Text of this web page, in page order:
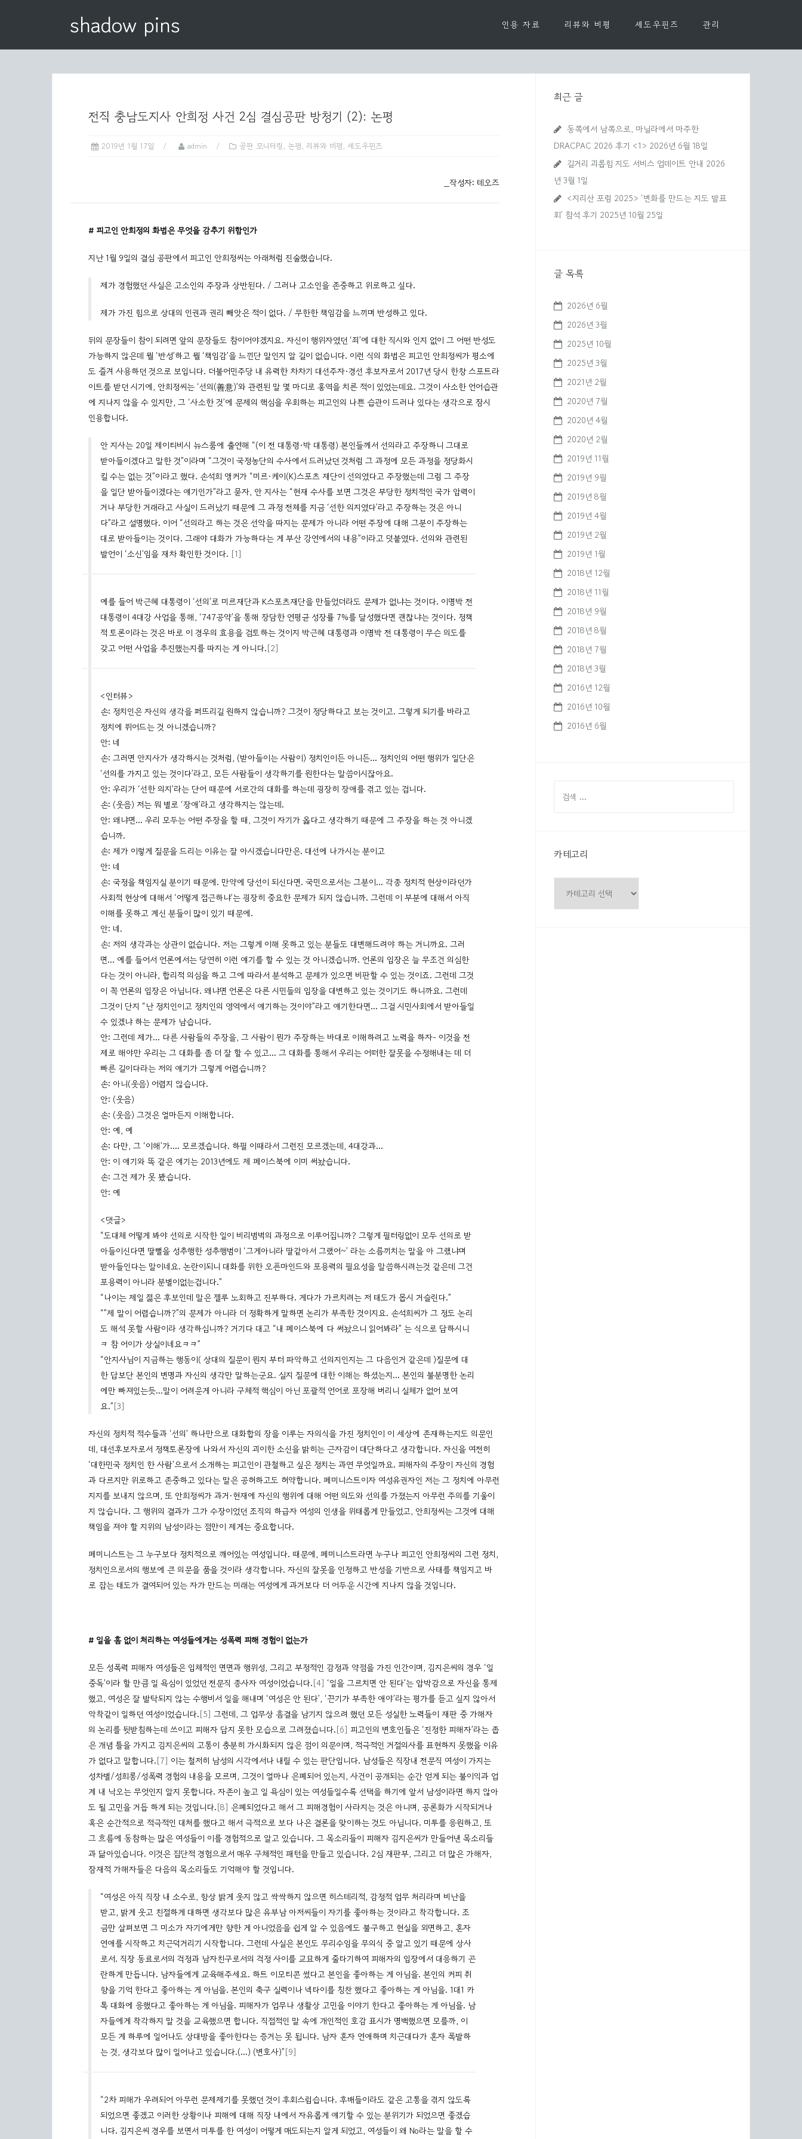
shadow pins 인용 자료 리뷰와 비평 셰도우핀즈 관리
전직 충남도지사 안희정 사건 2심 결심공판 방청기 (2): 논평
2019년 1월 17일 admin 공판 모니터링 , 논평, 리뷰와 비평, 셰도우핀즈
_작성자: 테오즈
# 피고인 안희정의 화법은 무엇을 감추기 위함인가
지난 1월 9일의 결심 공판에서 피고인 안희정씨는 아래처럼 진술했습니다.
제가 경험했던 사실은 고소인의 주장과 상반된다. / 그러나 고소인을 존중하고 위로하고 싶다.
제가 가진 힘으로 상대의 인권과 권리 빼앗은 적이 없다. / 무한한 책임감을 느끼며 반성하고 있다.
뒤의 문장들이 참이 되려면 앞의 문장들도 참이어야겠지요. 자신이 행위자였던 ‘죄’에 대한 직시와 인지 없이 그 어떤 반성도
가능하지 않은데 뭘 ‘반성’하고 뭘 ‘책임감’을 느낀단 말인지 알 길이 없습니다. 이런 식의 화법은 피고인 안희정씨가 평소에
도 즐겨 사용하던 것으로 보입니다. 더불어민주당 내 유력한 차차기 대선주자·경선 후보자로서 2017년 당시 한창 스포트라
이트를 받던 시기에, 안희정씨는 ‘선의(善意)’와 관련된 말 몇 마디로 홍역을 치른 적이 있었는데요. 그것이 사소한 언어습관
에 지나지 않을 수 있지만, 그 ‘사소한 것’에 문제의 핵심을 우회하는 피고인의 나쁜 습관이 드러나 있다는 생각으로 잠시
인용합니다.
안 지사는 20일 제이티비시 뉴스룸에 출연해 “(이 전 대통령·박 대통령) 본인들께서 선의라고 주장하니 그대로
받아들이겠다고 말한 것”이라며 “그것이 국정농단의 수사에서 드러났던 것처럼 그 과정에 모든 과정을 정당화시
킬 수는 없는 것”이라고 했다. 손석희 앵커가 “미르·케이(K)스포츠 재단이 선의였다고 주장했는데 그럼 그 주장
을 일단 받아들이겠다는 얘기인가”라고 묻자, 안 지사는 “현재 수사를 보면 그것은 부당한 정치적인 국가 압력이
거나 부당한 거래라고 사실이 드러났기 때문에 그 과정 전체를 지금 ‘선한 의지였다’라고 주장하는 것은 아니
다”라고 설명했다. 이어 “선의라고 하는 것은 선악을 따지는 문제가 아니라 어떤 주장에 대해 그분이 주장하는
대로 받아들이는 것이다. 그래야 대화가 가능하다는 게 부산 강연에서의 내용”이라고 덧붙였다. 선의와 관련된
발언이 ‘소신’임을 재차 확인한 것이다. [1]
예를 들어 박근혜 대통령이 ‘선의’로 미르재단과 K스포츠재단을 만들었더라도 문제가 없냐는 것이다. 이명박 전
대통령이 4대강 사업을 통해, ‘747공약’을 통해 장담한 연평균 성장률 7%를 달성했다면 괜찮냐는 것이다. 정책
적 토론이라는 것은 바로 이 경우의 효용을 검토하는 것이지 박근혜 대통령과 이명박 전 대통령이 무슨 의도를
갖고 어떤 사업을 추진했는지를 따지는 게 아니다.[2]
<인터뷰>
손: 정치인은 자신의 생각을 퍼뜨리길 원하지 않습니까? 그것이 정당하다고 보는 것이고. 그렇게 되기를 바라고
정치에 뛰어드는 것 아니겠습니까?
안: 네
손: 그러면 안지사가 생각하시는 것처럼, (받아들이는 사람이) 정치인이든 아니든… 정치인의 어떤 행위가 일단은
‘선의를 가지고 있는 것이다’라고, 모든 사람들이 생각하기를 원한다는 말씀이시잖아요.
안: 우리가 ‘선한 의지’라는 단어 때문에 서로간의 대화를 하는데 굉장히 장애를 겪고 있는 겁니다.
손: (웃음) 저는 뭐 별로 ‘장애’라고 생각하지는 않는데.
안: 왜냐면… 우리 모두는 어떤 주장을 할 때, 그것이 자기가 옳다고 생각하기 때문에 그 주장을 하는 것 아니겠
습니까.
손: 제가 이렇게 질문을 드리는 이유는 잘 아시겠습니다만은. 대선에 나가시는 분이고
안: 네
손: 국정을 책임지실 분이기 때문에. 만약에 당선이 되신다면. 국민으로서는 그분이… 각종 정치적 현상이라던가
사회적 현상에 대해서 ‘어떻게 접근하냐’는 굉장히 중요한 문제가 되지 않습니까. 그런데 이 부분에 대해서 아직
이해를 못하고 계신 분들이 많이 있기 때문에.
안: 네.
손: 저의 생각과는 상관이 없습니다. 저는 그렇게 이해 못하고 있는 분들도 대변해드려야 하는 거니까요. 그러
면… 예를 들어서 언론에서는 당연히 이런 얘기를 할 수 있는 것 아니겠습니까. 언론의 입장은 늘 무조건 의심한
다는 것이 아니라, 합리적 의심을 하고 그에 따라서 분석하고 문제가 있으면 비판할 수 있는 것이죠. 그런데 그것
이 꼭 언론의 입장은 아닙니다. 왜냐면 언론은 다른 시민들의 입장을 대변하고 있는 것이기도 하니까요. 그런데
그것이 단지 “난 정치인이고 정치인의 영역에서 얘기하는 것이야”라고 얘기한다면… 그걸 시민사회에서 받아들일
수 있겠냐 하는 문제가 남습니다.
안: 그런데 제가… 다른 사람들의 주장을, 그 사람이 뭔가 주장하는 바대로 이해하려고 노력을 하자- 이것을 전
제로 해야만 우리는 그 대화를 좀 더 잘 할 수 있고… 그 대화를 통해서 우리는 어떠한 잘못을 수정해내는 데 더
빠른 길이다라는 저의 얘기가 그렇게 어렵습니까?
손: 아니(웃음) 어렵지 않습니다.
안: (웃음)
손: (웃음) 그것은 얼마든지 이해합니다.
안: 예, 예
손: 다만, 그 ‘이해’가…. 모르겠습니다. 하필 이때라서 그런진 모르겠는데, 4대강과…
안: 이 얘기와 똑 같은 얘기는 2013년에도 제 페이스북에 이미 써놨습니다.
손: 그건 제가 못 봤습니다.
안: 예
<댓글>
“도대체 어떻게 봐야 선의로 시작한 일이 비리범벅의 과정으로 이루어집니까? 그렇게 필터링없이 모두 선의로 받
아들이신다면 딸뻘을 성추행한 성추행범이 ‘그게아니라 딸같아서 그랬어~’ 라는 소름끼치는 말을 아 그랬냐며
받아들인다는 말이네요. 논란이되니 대화를 위한 오픈마인드와 포용력의 필요성을 말씀하시려는것 같은데 그건
포용력이 아니라 분별이없는겁니다.”
“나이는 제일 젊은 후보인데 말은 젤루 노회하고 진부하다. 게다가 가르치려는 저 태도가 몹시 거슬린다.”
“”제 말이 어렵습니까?”의 문제가 아니라 더 정확하게 말하면 논리가 부족한 것이지요. 손석희씨가 그 정도 논리
도 해석 못할 사람이라 생각하십니까? 거기다 대고 “내 페이스북에 다 써놨으니 읽어봐라” 는 식으로 답하시니
ㅋ 참 어이가 상실이네요ㅋㅋ”
“안지사님이 지금하는 행동이( 상대의 질문이 뭔지 부터 파악하고 선의지인지는 그 다음인거 같은데 )질문에 대
한 답보단 본인의 변명과 자신의 생각만 말하는군요. 실지 질문에 대한 이해는 하셨는지… 본인의 불분명한 논리
에만 빠져있는듯…말이 어려운게 아니라 구체적 핵심이 아닌 포괄적 언어로 포장해 버리니 실체가 없어 보여
요.”[3]
자신의 정치적 적수들과 ‘선의’ 하나만으로 대화합의 장을 이루는 자의식을 가진 정치인이 이 세상에 존재하는지도 의문인
데, 대선후보자로서 정책토론장에 나와서 자신의 괴이한 소신을 밝히는 근자감이 대단하다고 생각합니다. 자신을 여전히
‘대한민국 정치인 한 사람’으로서 소개하는 피고인이 관철하고 싶은 정치는 과연 무엇일까요. 피해자의 주장이 자신의 경험
과 다르지만 위로하고 존중하고 있다는 말은 공허하고도 허약합니다. 페미니스트이자 여성유권자인 저는 그 정치에 아무런
지지를 보내지 않으며, 또 안희정씨가 과거·현재에 자신의 행위에 대해 어떤 의도와 선의를 가졌는지 아무런 주의를 기울이
지 않습니다. 그 행위의 결과가 그가 수장이었던 조직의 하급자 여성의 인생을 위태롭게 만들었고, 안희정씨는 그것에 대해
책임을 져야 할 지위의 남성이라는 점만이 제게는 중요합니다.
페미니스트는 그 누구보다 정치적으로 깨어있는 여성입니다. 때문에, 페미니스트라면 누구나 피고인 안희정씨의 그런 정치,
정치인으로서의 행보에 큰 의문을 품을 것이라 생각합니다. 자신의 잘못을 인정하고 반성을 기반으로 사태를 책임지고 바
로 잡는 태도가 결여되어 있는 자가 만드는 미래는 여성에게 과거보다 더 어두운 시간에 지나지 않을 것입니다.
# 일을 흠 없이 처리하는 여성들에게는 성폭력 피해 경험이 없는가
모든 성폭력 피해자 여성들은 입체적인 면면과 행위성, 그리고 부정적인 감정과 약점을 가진 인간이며, 김지은씨의 경우 ‘일
중독’이라 할 만큼 일 욕심이 있었던 전문직 종사자 여성이었습니다.[4] ‘일을 그르치면 안 된다’는 압박감으로 자신을 통제
했고, 여성은 잘 발탁되지 않는 수행비서 일을 해내며 ‘여성은 안 된다’, ‘끈기가 부족한 애야’라는 평가를 듣고 싶지 않아서
악착같이 일하던 여성이었습니다.[5] 그런데, 그 업무상 흠결을 남기지 않으려 했던 모든 성실한 노력들이 재판 중 가해자
의 논리를 뒷받침하는데 쓰이고 피해자 답지 못한 모습으로 그려졌습니다.[6] 피고인의 변호인들은 ‘진정한 피해자’라는 좁
은 개념 틀을 가지고 김지은씨의 고통이 충분히 가시화되지 않은 점이 의문이며, 적극적인 거절의사를 표현하지 못했을 이유
가 없다고 말합니다.[7] 이는 철저히 남성의 시각에서나 내릴 수 있는 판단입니다. 남성들은 직장내 전문직 여성이 가지는
성차별/성희롱/성폭력 경험의 내용을 모르며, 그것이 얼마나 은폐되어 있는지, 사건이 공개되는 순간 얻게 되는 불이익과 업
계 내 낙오는 무엇인지 알지 못합니다. 자존이 높고 일 욕심이 있는 여성들일수록 선택을 하기에 앞서 남성이라면 하지 않아
도 될 고민을 거듭 하게 되는 것입니다.[8] 은폐되었다고 해서 그 피해경험이 사라지는 것은 아니며, 공론화가 시작되거나
혹은 순간적으로 적극적인 대처를 했다고 해서 극적으로 보다 나은 결론을 맞이하는 것도 아닙니다. 미투를 응원하고, 또
그 흐름에 동참하는 많은 여성들이 이를 경험적으로 알고 있습니다. 그 목소리들이 피해자 김지은씨가 만들어낸 목소리들
과 닮아있습니다. 이것은 집단적 경험으로서 매우 구체적인 패턴을 만들고 있습니다. 2심 재판부, 그리고 더 많은 가해자,
잠재적 가해자들은 다음의 목소리들도 기억해야 할 것입니다.
“여성은 아직 직장 내 소수로, 항상 밝게 웃지 않고 싹싹하지 않으면 히스테리적, 감정적 업무 처리라며 비난을
받고, 밝게 웃고 친절하게 대하면 생각보다 많은 유부남 아저씨들이 자기를 좋아하는 것이라고 착각합니다. 조
금만 살펴보면 그 미소가 자기에게만 향한 게 아니었음을 쉽게 알 수 있음에도 불구하고 현실을 외면하고, 혼자
연애를 시작하고 치근덕거리기 시작합니다. 그런데 사실은 본인도 무리수임을 무의식 중 알고 있기 때문에 상사
로서. 직장 동료로서의 걱정과 남자친구로서의 걱정 사이를 교묘하게 줄타기하여 피해자의 입장에서 대응하기 곤
란하게 만듭니다. 남자들에게 교육해주세요. 하트 이모티콘 썼다고 본인을 좋아하는 게 아님을. 본인의 커피 취
향을 기억 한다고 좋아하는 게 아님을. 본인의 축구 실력이나 넥타이를 칭찬 했다고 좋아하는 게 아님을. 1대1 카
톡 대화에 응했다고 좋아하는 게 아님을. 피해자가 업무나 생활상 고민을 이야기 한다고 좋아하는 게 아님을. 남
자들에게 착각하지 말 것을 교육했으면 합니다. 직접적인 말 속에 개인적인 호감 표시가 명백했으면 모를까, 이
모든 게 하루에 일어나도 상대방을 좋아한다는 증거는 못 됩니다. 남자 혼자 연애하며 치근대다가 혼자 폭발하
는 것, 생각보다 많이 일어나고 있습니다.(…) (변호사)”[9]
“2차 피해가 우려되어 아무런 문제제기를 못했던 것이 후회스럽습니다. 후배들이라도 같은 고통을 겪지 않도록
되었으면 좋겠고 이러한 상황이나 피해에 대해 직장 내에서 자유롭게 얘기할 수 있는 분위기가 되었으면 좋겠습
니다. 김지은씨 경우를 보면서 미투를 한 여성이 어떻게 매도되는지 알게 되었고, 여성들이 왜 No라는 말을 할 수
최근 글
동쪽에서 남쪽으로, 마닐라에서 마주한
DRACPAC 2026 후기 <1> 2026년 6월 18일
길거리 괴롭힘 지도 서비스 업데이트 안내 2026
년 3월 1일
<지리산 포럼 2025> ‘변화를 만드는 지도 발표
회’ 참석 후기 2025년 10월 25일
글 목록
2026년 6월
2026년 3월
2025년 10월
2025년 3월
2021년 2월
2020년 7월
2020년 4월
2020년 2월
2019년 11월
2019년 9월
2019년 8월
2019년 4월
2019년 2월
2019년 1월
2018년 12월
2018년 11월
2018년 9월
2018년 8월
2018년 7월
2018년 3월
2016년 12월
2016년 10월
2016년 6월
카테고리